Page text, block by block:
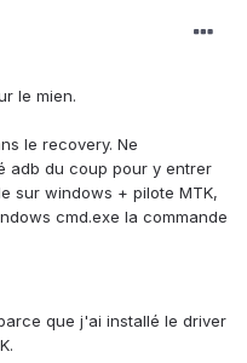
le mien.
le recovery. Ne
adb du coup pour y entrer
sur windows + pilote MTK,
cmd.exe la commande
que j'ai installé le driver